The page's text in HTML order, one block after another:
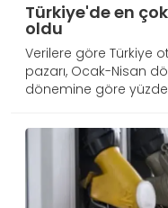
Türkiye'de en
oldu
Verilere göre Türkiye
pazarı, Ocak-Nisan
dönemine göre yüzde